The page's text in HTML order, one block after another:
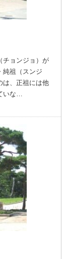
チョンジョ）が
純祖（スンジ
は、正祖には他
いな…